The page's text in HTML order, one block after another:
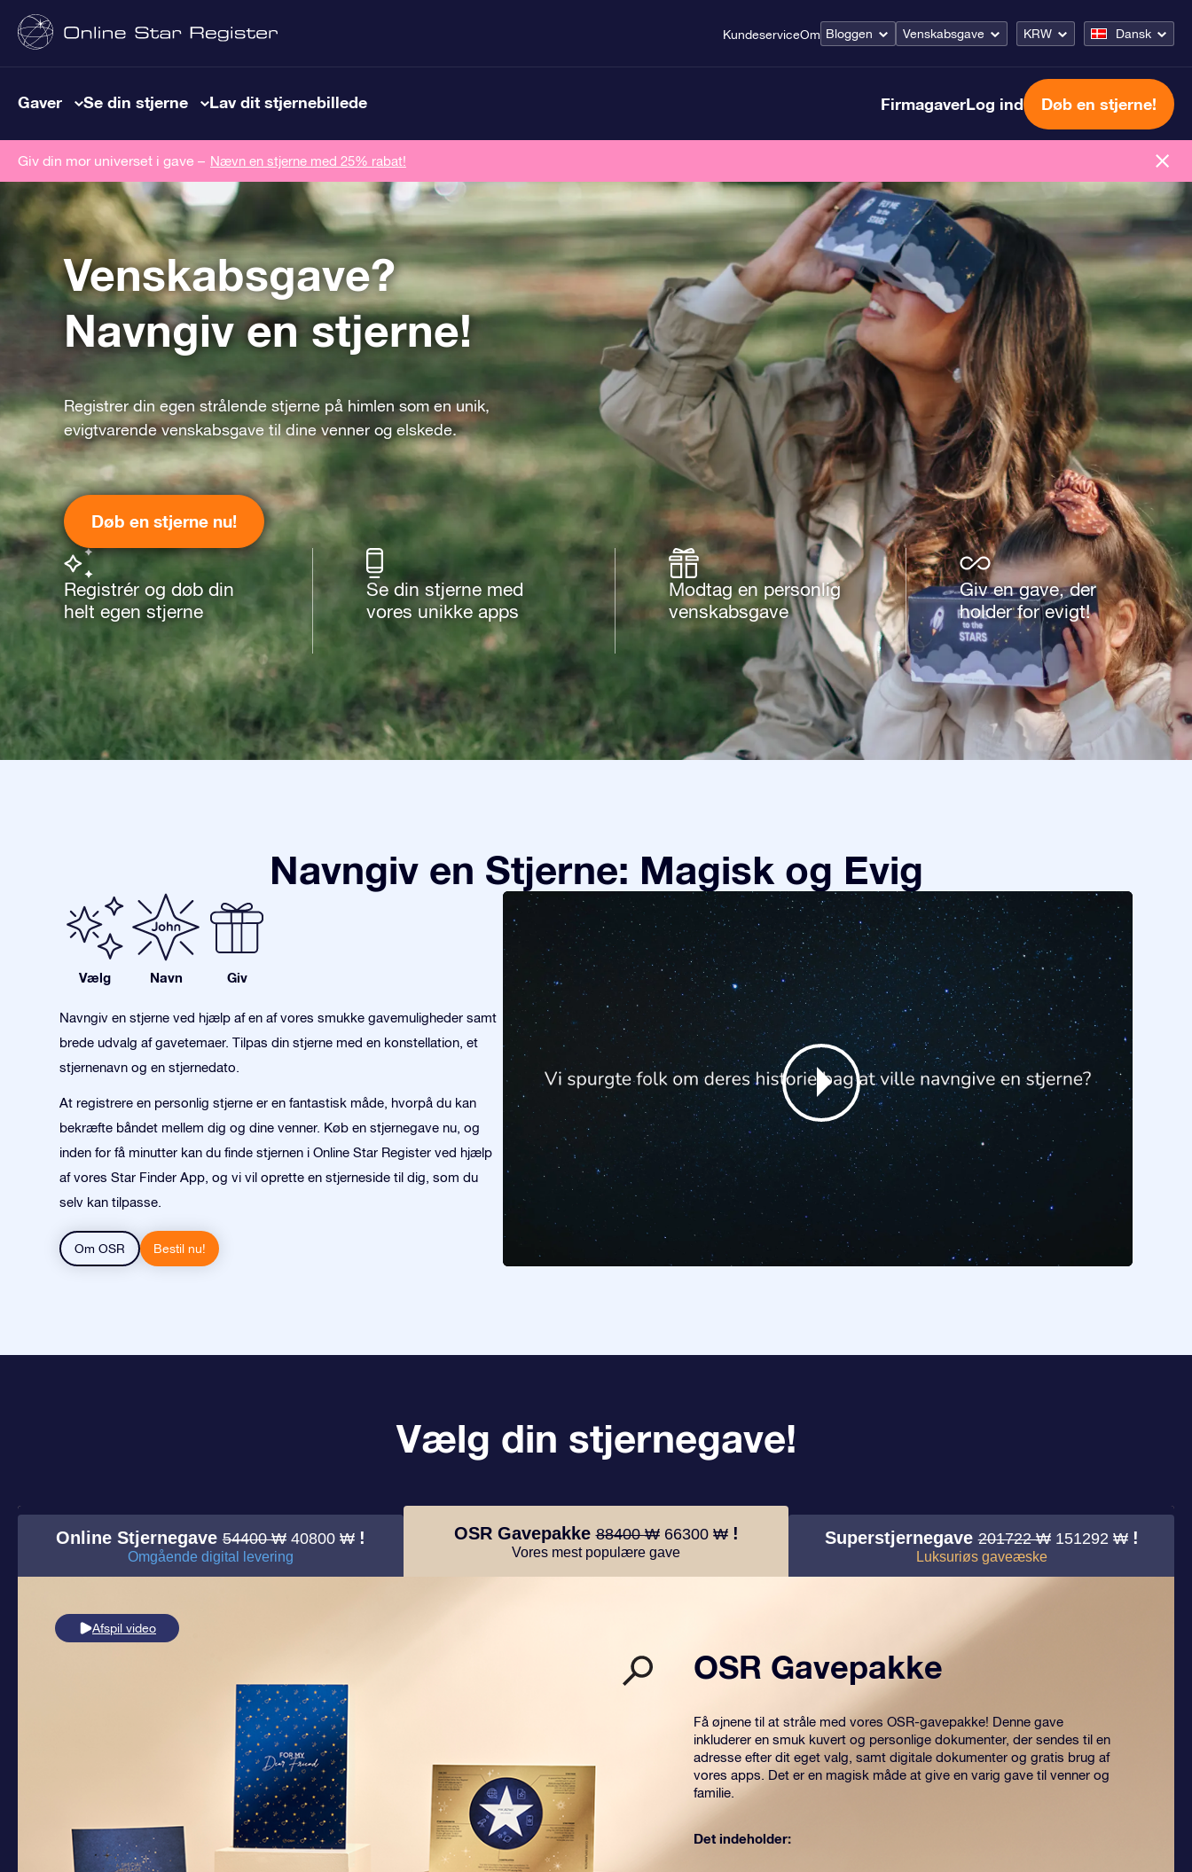
KundeserviceOm Bloggen Venskabsgave KRW Dansk
Gaver Se din stjerne Lav dit stjernebillede FirmagaverLog ind Døb en stjerne!
Giv din mor universet i gave – Nævn en stjerne med 25% rabat!
Venskabsgave?
Navngiv en stjerne!
Registrer din egen strålende stjerne på himlen som en unik,
evigtvarende venskabsgave til dine venner og elskede.
Døb en stjerne nu!
Registrér og døb din
helt egen stjerne
Se din stjerne med
vores unikke apps
Modtag en personlig
venskabsgave
Giv en gave, der
holder for evigt!
Navngiv en Stjerne: Magisk og Evig
Vælg Navn Giv
Navngiv en stjerne ved hjælp af en af vores smukke gavemuligheder samt
brede udvalg af gavetemaer. Tilpas din stjerne med en konstellation, et
stjernenavn og en stjernedato.
At registrere en personlig stjerne er en fantastisk måde, hvorpå du kan
bekræfte båndet mellem dig og dine venner. Køb en stjernegave nu, og
inden for få minutter kan du finde stjernen i Online Star Register ved hjælp
af vores Star Finder App, og vi vil oprette en stjerneside til dig, som du
selv kan tilpasse.
Om OSR Bestil nu!
Vælg din stjernegave!
Online Stjernegave54400 ₩ 40800 ₩ !
Omgående digital levering
OSR Gavepakke88400 ₩ 66300 ₩ !
Vores mest populære gave
Superstjernegave201722 ₩ 151292 ₩ !
Luksuriøs gaveæske
Afspil video
OSR Gavepakke
Få øjnene til at stråle med vores OSR-gavepakke! Denne gave
inkluderer en smuk kuvert og personlige dokumenter, der sendes til en
adresse efter dit eget valg, samt digitale dokumenter og gratis brug af
vores apps. Det er en magisk måde at give en varig gave til venner og
familie.
Det indeholder: